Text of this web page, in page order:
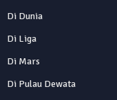
Di Dunia
Di Liga
Di Mars
Di Pulau Dewata